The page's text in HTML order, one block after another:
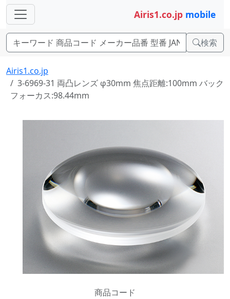
Airis1.co.jp mobile
検索
Airis1.co.jp
3-6969-31 両凸レンズ φ30mm 焦点距離:100mm バック
フォーカス:98.44mm
商品コード